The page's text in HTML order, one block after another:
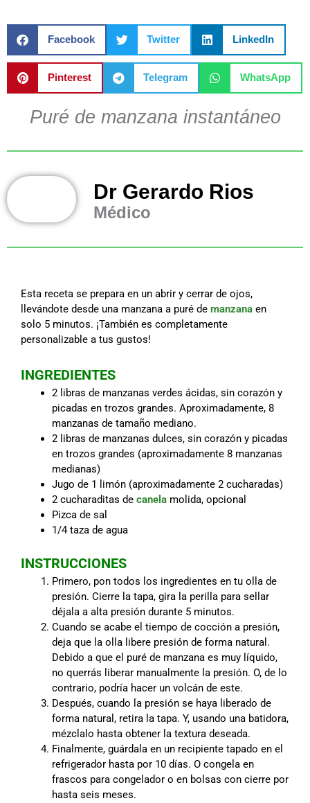
Facebook Twitter LinkedIn
Pinterest Telegram WhatsApp
Puré de manzana instantáneo
Dr Gerardo Rios
Médico
Esta receta se prepara en un abrir y cerrar de ojos,
llevándote desde una manzana a puré de manzana en
solo 5 minutos. ¡También es completamente
personalizable a tus gustos!
INGREDIENTES
2 libras de manzanas verdes ácidas, sin corazón y
picadas en trozos grandes. Aproximadamente, 8
manzanas de tamaño mediano.
2 libras de manzanas dulces, sin corazón y picadas
en trozos grandes (aproximadamente 8 manzanas
medianas)
Jugo de 1 limón (aproximadamente 2 cucharadas)
2 cucharaditas de canela molida, opcional
Pizca de sal
1/4 taza de agua
INSTRUCCIONES
Primero, pon todos los ingredientes en tu olla de
presión. Cierre la tapa, gira la perilla para sellar
déjala a alta presión durante 5 minutos.
Cuando se acabe el tiempo de cocción a presión,
deja que la olla libere presión de forma natural.
Debido a que el puré de manzana es muy líquido,
no querrás liberar manualmente la presión. O, de lo
contrario, podría hacer un volcán de este.
Después, cuando la presión se haya liberado de
forma natural, retira la tapa. Y, usando una batidora,
mézclalo hasta obtener la textura deseada.
Finalmente, guárdala en un recipiente tapado en el
refrigerador hasta por 10 días. O congela en
frascos para congelador o en bolsas con cierre por
hasta seis meses.